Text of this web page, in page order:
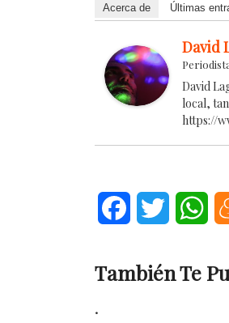
Acerca de Últimas
David
David
local,
https://
FacebookTwitter
También Te
.